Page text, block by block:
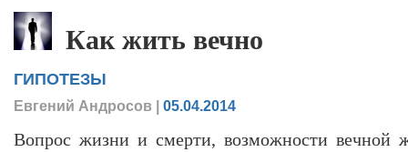
Как жить вечно
ГИПОТЕЗЫ
Евгений Андросов | 05.04.2014
Вопрос жизни и смерти, возможности вечной